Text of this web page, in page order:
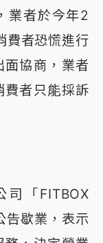
業者於今年2
費者恐慌進行
面協商，業者
費者只能採訴
「FITBOX
告歇業，表示